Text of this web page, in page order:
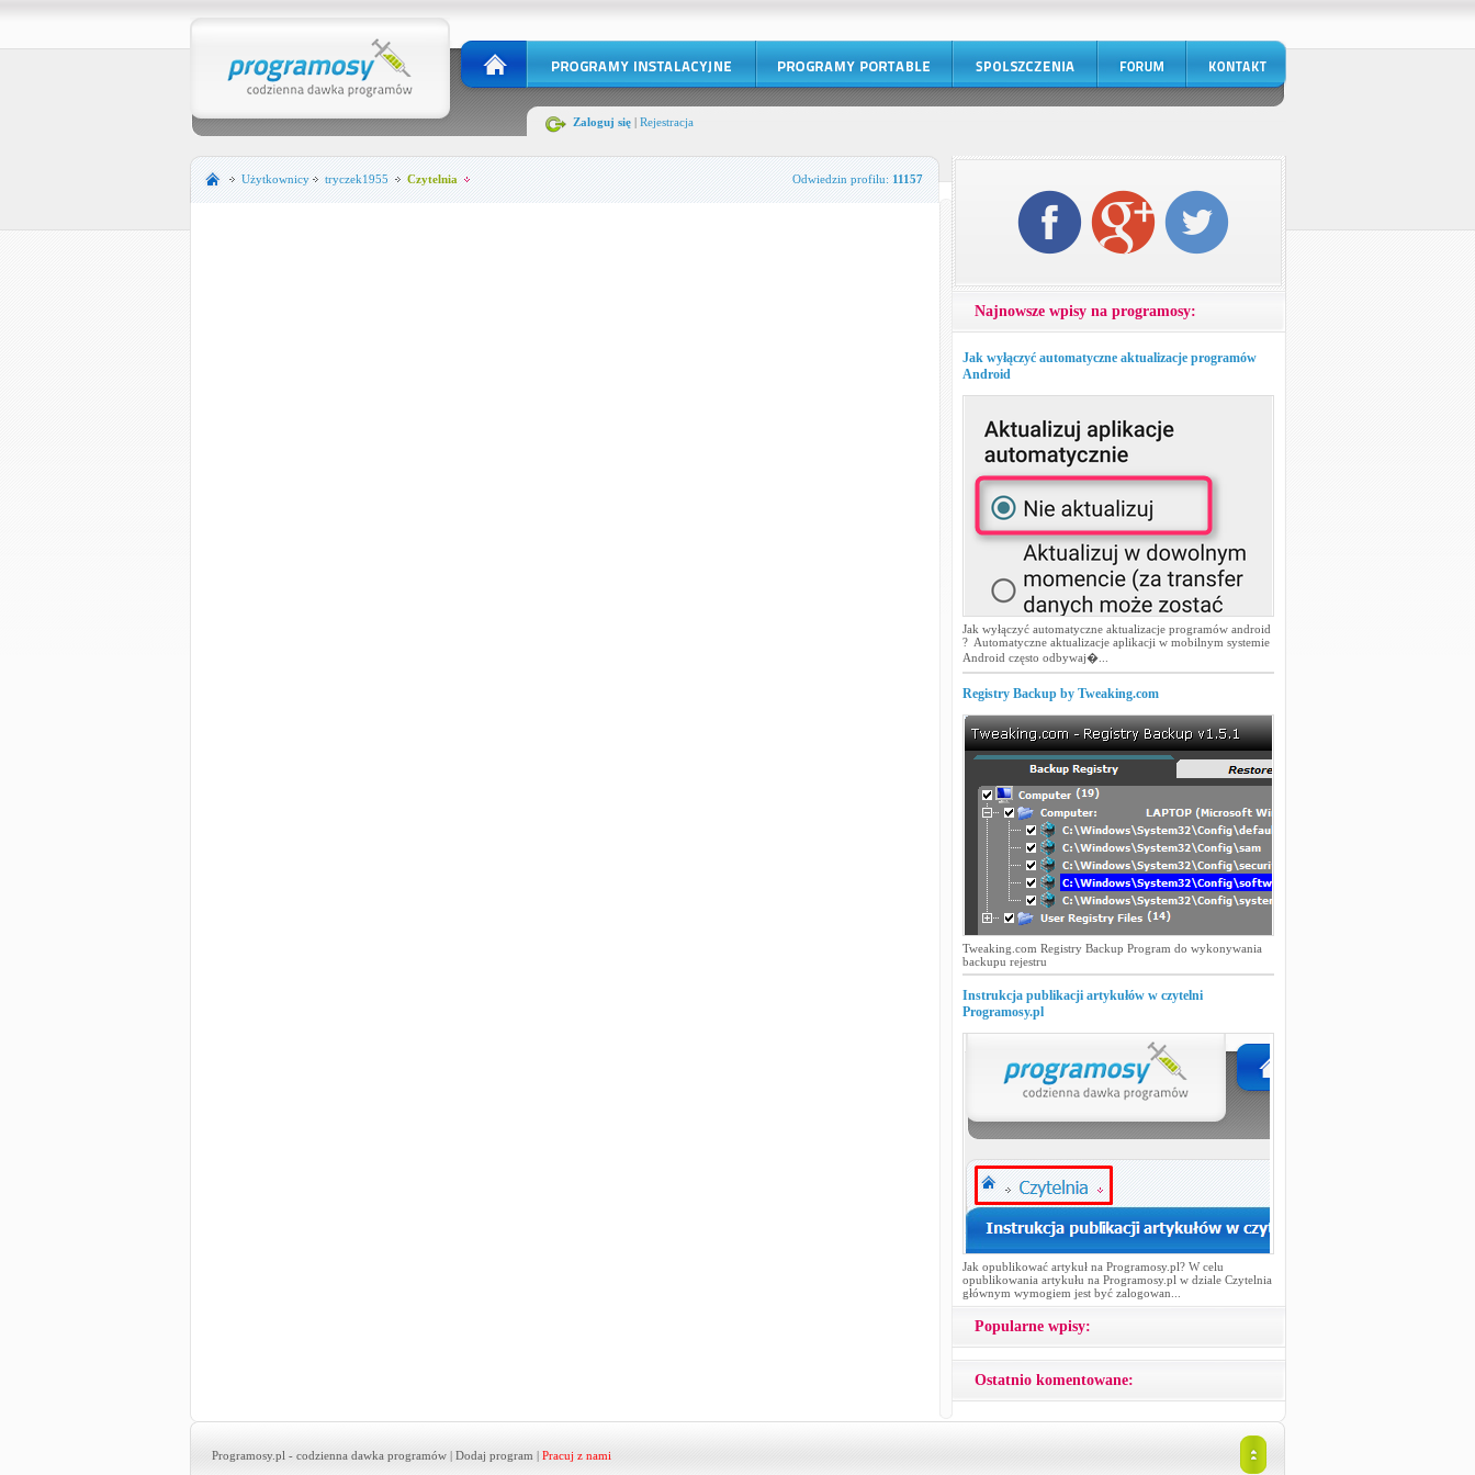
Zaloguj się| Rejestracja
Użytkownicy tryczek1955 Czytelnia Odwiedzin profilu:11157
Najnowsze wpisy na programosy:
Jak wyłączyć automatyczne aktualizacje programów
Android
Jak wyłączyć automatyczne aktualizacje programów android
? Automatyczne aktualizacje aplikacji w mobilnym systemie
Android często odbywaj�...
Registry Backup by Tweaking.com
Tweaking.com Registry Backup Program do wykonywania
backupu rejestru
Instrukcja publikacji artykułów w czytelni
Programosy.pl
Jak opublikować artykuł na Programosy.pl? W celu
opublikowania artykułu na Programosy.pl w dziale Czytelnia
głównym wymogiem jest być zalogowan...
Popularne wpisy:
Ostatnio komentowane:
Programosy.pl - codzienna dawka programów | Dodaj program | Pracuj z nami